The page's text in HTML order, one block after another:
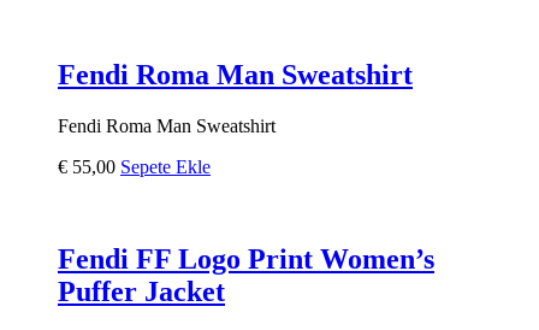
Fendi Roma Man Sweatshirt
Fendi Roma Man Sweatshirt
€ 55,00 Sepete Ekle
Fendi FF Logo Print Women’s
Puffer Jacket